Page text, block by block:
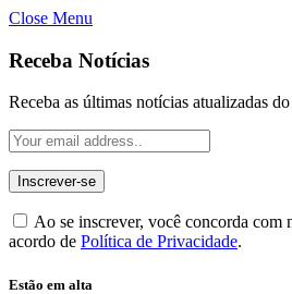
Close Menu
Receba Notícias
Receba as últimas notícias atualizadas
Ao se inscrever, você concorda com
acordo de Política de Privacidade.
Estão em alta